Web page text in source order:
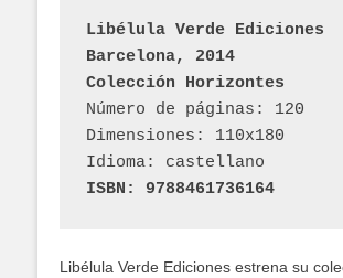
Libélula Verde Ediciones
Barcelona, 2014
Colección Horizontes
Número de páginas: 120
Dimensiones: 110x180
Idioma: castellano
ISBN: 9788461736164
Libélula Verde Ediciones estrena su